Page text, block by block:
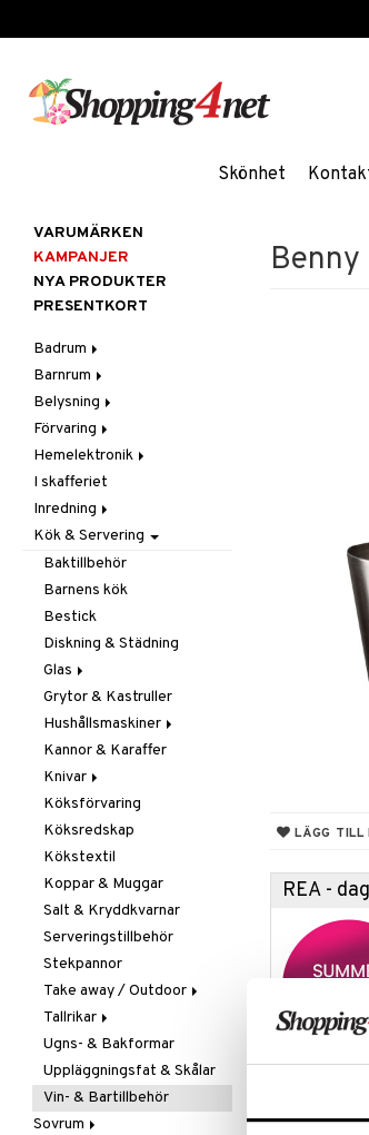
Skönhet
Benny
LÄGG TILL
REA -
VARUMÄRKEN
KAMPANJER
NYA PRODUKTER
PRESENTKORT
Badrum
Badrumsinredning
Badrumstextilier
Badrumstillbehör
Barnrum
Barnlampor
Barnmöbler
Barnrumsdekoration
Barnrumsförvaring
Barnrumstextilier
Belysning
Belysningstillbehör
Lampor
Bordslampor
Taklampor
LED-ljus
Ljuslyktor & Ljusstakar
Utomhusbelysning
Förvaring
Hängare & krokar
Hyllor
Småförvaring
Småförvaring & Korgar
Väskor
Hemelektronik
Ljud
I skafferiet
Inredning
Dekoration
Böcker
Figurer & Skulpturer
Klockor
Krukor
Metal Art
Väggdekorationer
Vaser
Doftljus & Doftspridare
Förvaring & Hyllor
Hängare & Krokar
Hyllor
Småförvaring & Korgar
Juldekoration
Ljuslyktor & Ljusstakar
Småmöbler
Kök & Servering
Baktillbehör
Barnens kök
Bestick
Diskning & Städning
Glas
Champagneglas
Dricksglas
Drink- & Cocktailglas
Ölglas
Snaps- & Avecglas
Vinglas
Whiskey- & Cognacglas
Grytor & Kastruller
Hushållsmaskiner
Brödrostar
Kaffe, Te & Espresso
Mixer & Elvispar
Övriga maskiner
Vattenkokare
Kannor & Karaffer
Knivar
Brödknivar
Knivset
Knivslipar och Brynen
Knivtillbehör
Kockknivar
Skal- & Grönsaksknivar
Skärbrädor
Specialknivar
Köksförvaring
Köksredskap
Kökstextil
Koppar & Muggar
Salt & Kryddkvarnar
Serveringstillbehör
Stekpannor
Take away / Outdoor
Flaskor
Matlådor
Termoskannor
Termosmuggar
Tallrikar
Assietter
Djupa tallrikar
Mattallrikar
Ugns- & Bakformar
Uppläggningsfat & Skålar
Vin- & Bartillbehör
Sovrum